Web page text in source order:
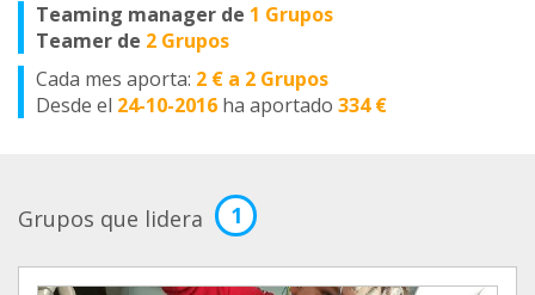
Teaming manager de 1 Grupos
Teamer de 2 Grupos
Cada mes aporta: 2 € a 2 Grupos
Desde el 24-10-2016 ha aportado 334 €
Grupos que lidera 1